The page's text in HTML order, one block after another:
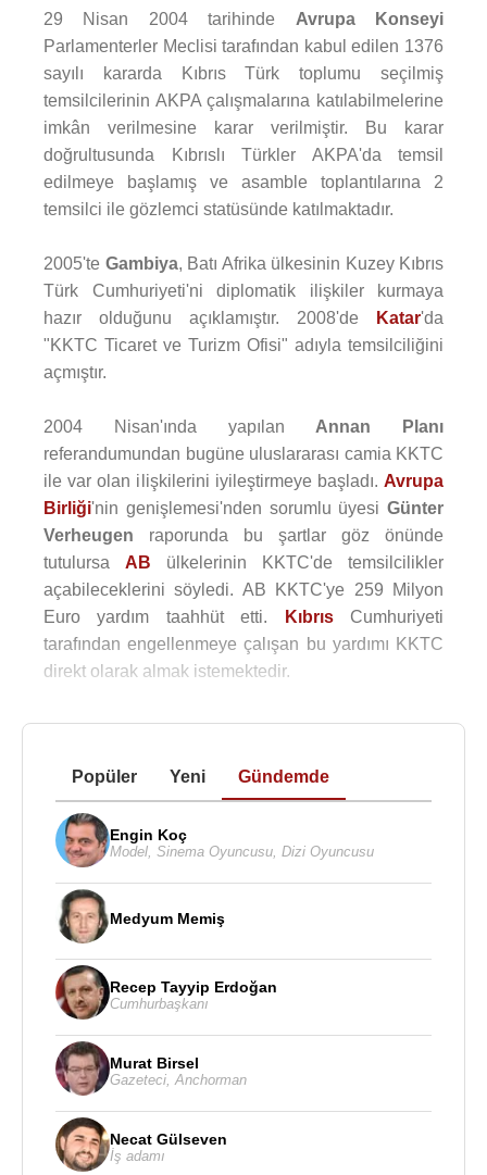
29 Nisan 2004 tarihinde Avrupa Konseyi
Parlamenterler Meclisi tarafından kabul edilen 1376
sayılı kararda Kıbrıs Türk toplumu seçilmiş
temsilcilerinin AKPA çalışmalarına katılabilmelerine
imkân verilmesine karar verilmiştir. Bu karar
doğrultusunda Kıbrıslı Türkler AKPA'da temsil
edilmeye başlamış ve asamble toplantılarına 2
temsilci ile gözlemci statüsünde katılmaktadır.
2005'te Gambiya, Batı Afrika ülkesinin Kuzey Kıbrıs
Türk Cumhuriyeti'ni diplomatik ilişkiler kurmaya
hazır olduğunu açıklamıştır. 2008'de
Katar'da
"KKTC Ticaret ve Turizm Ofisi" adıyla temsilciliğini
açmıştır.
2004 Nisan'ında yapılan Annan Planı
referandumundan bugüne uluslararası camia KKTC
ile var olan ilişkilerini iyileştirmeye başladı. Avrupa
Birliği'nin genişlemesi'nden sorumlu üyesi Günter
Verheugen raporunda bu şartlar göz önünde
tutulursa AB ülkelerinin KKTC'de temsilcilikler
açabileceklerini söyledi. AB KKTC'ye 259 Milyon
Euro yardım taahhüt etti.
KıbrısCumhuriyeti
tarafından engellenmeye çalışan bu yardımı KKTC
direkt olarak almak istemektedir.
Popüler Yeni Gündemde
Engin Koç
Model Sinema Oyuncusu Dizi Oyuncusu
Medyum Memiş
Recep Tayyip Erdoğan
Cumhurbaşkanı
Murat Birsel
Gazeteci Anchorman
Necat Gülseven
İş adamı